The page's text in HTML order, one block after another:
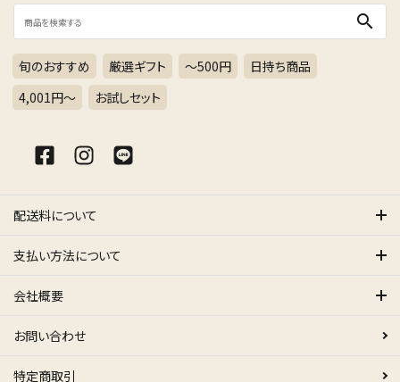
search
旬のおすすめ 厳選ギフト ～500円
日持ち商品
4,001円〜
お試しセット
配送料について
支払い方法について
会社概要
お問い合わせ
特定商取引